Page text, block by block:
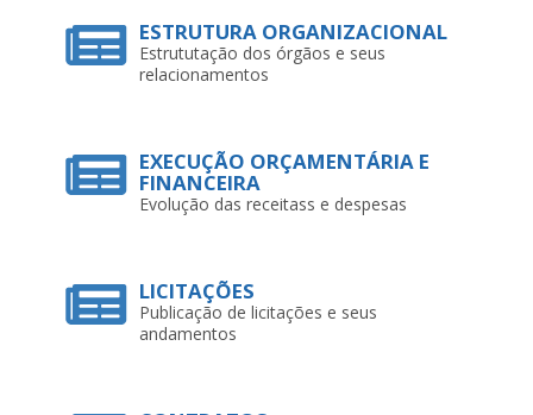
ESTRUTURA ORGANIZACIONAL
Estrututação dos órgãos e seus
relacionamentos
EXECUÇÃO ORÇAMENTÁRIA E
FINANCEIRA
Evolução das receitass e despesas
LICITAÇÕES
Publicação de licitações e seus
andamentos